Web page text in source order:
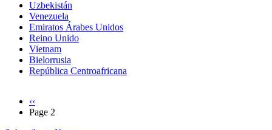
Uzbekistán
Venezuela
Emiratos Árabes Unidos
Reino Unido
Vietnam
Bielorrusia
República Centroafricana
Pagination
Previous
page
‹‹
Page 2